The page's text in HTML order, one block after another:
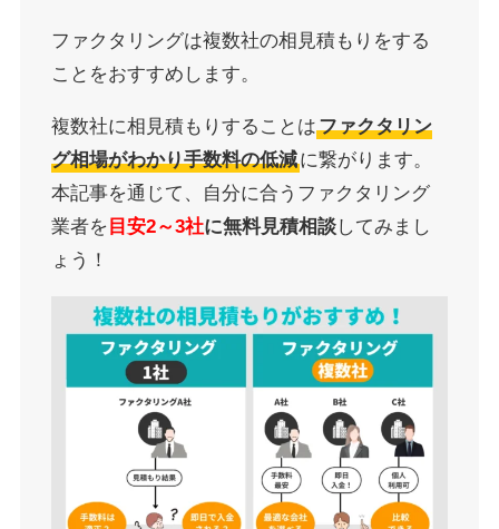
ファクタリングは複数社の相見積もりをする
ことをおすすめします。
複数社に相見積もりすることはファクタリン
グ相場がわかり手数料の低減に繋がります。
本記事を通じて、自分に合うファクタリング
業者を 目安2～3社に無料見積相談してみまし
ょう！